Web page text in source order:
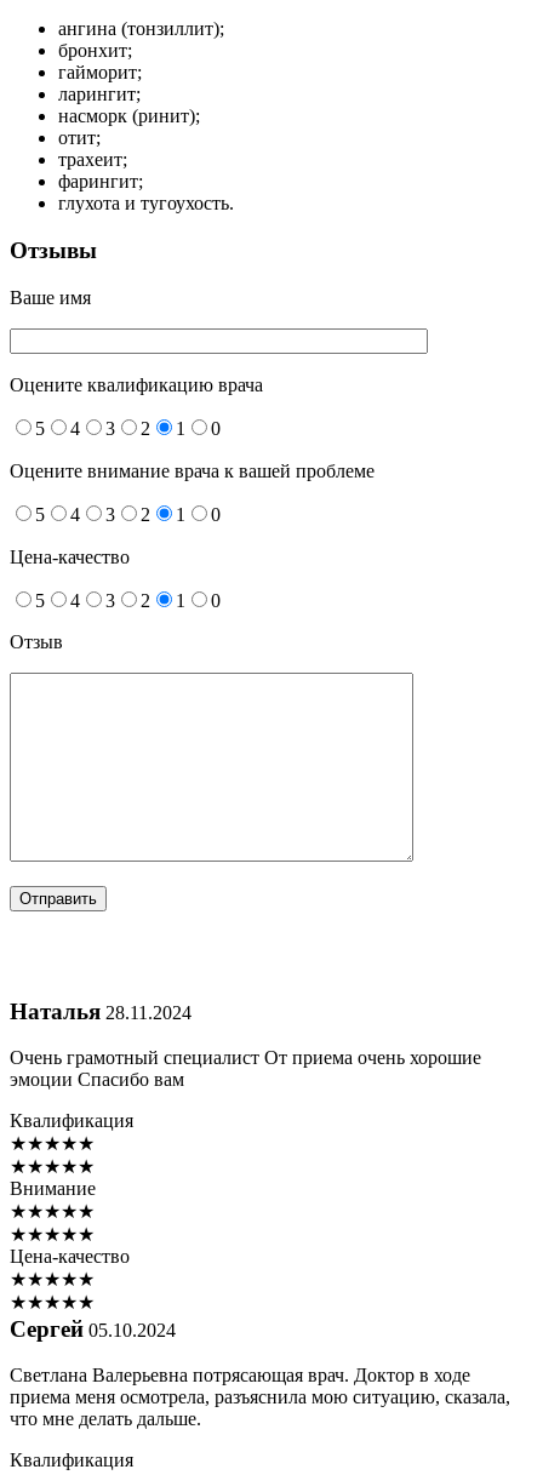
ангина (тонзиллит);
бронхит;
гайморит;
ларингит;
насморк (ринит);
отит;
трахеит;
фарингит;
глухота и тугоухость.
Отзывы
Ваше имя
Оцените квалификацию врача
5 4 3 2 1 0
Оцените внимание врача к вашей проблеме
5 4 3 2 1 0
Цена-качество
5 4 3 2 1
0
Отзыв
Наталья 28.11.2024
Очень грамотный специалист От приема очень хорошие
эмоции Спасибо вам
Квалификация
★★★★★
★★★★★
Внимание
★★★★★
★★★★★
Цена-качество
★★★★★
★★★★★
Сергей 05.10.2024
Светлана Валерьевна потрясающая врач. Доктор в ходе
приема меня осмотрела, разъяснила мою ситуацию, сказала,
что мне делать дальше.
Квалификация